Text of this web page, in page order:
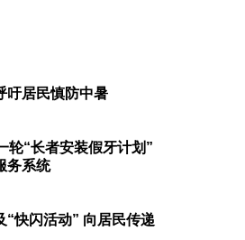
居民慎防中暑
轮“长者安装假牙计划”
务系统
“快闪活动” 向居民传递